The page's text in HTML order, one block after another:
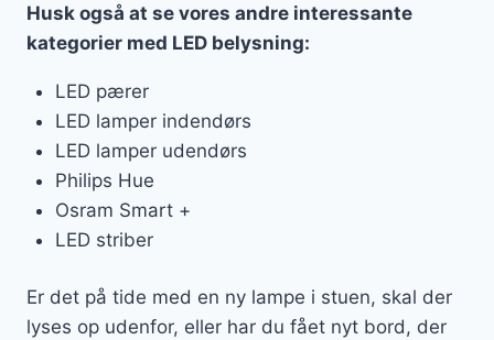
Husk også at se vores andre interessante
kategorier med LED belysning:
LED pærer
LED lamper indendørs
LED lamper udendørs
Philips Hue
Osram Smart +
LED striber
Er det på tide med en ny lampe i stuen, skal der
lyses op udenfor, eller har du fået nyt bord, der